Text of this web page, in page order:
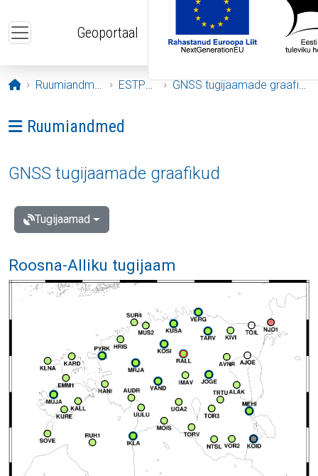
Geoportaal
Avaleht
Ruumiandmed ESTPOS GNSS tugijaamade graafikud
Ava menüü: Ruumiandmed
Ruumiandmed
GNSS tugijaamade graafikud
Tugijaamad
Roosna-Alliku tugijaam